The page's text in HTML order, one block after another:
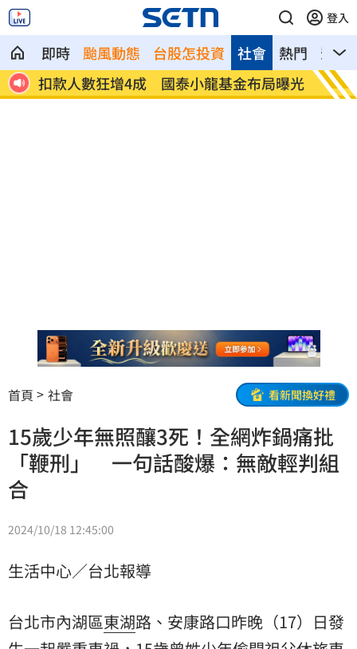
登入
即時 颱風動態 台股怎投資 熱門 影音
社會
12
扣款人數狂增4成 國泰小龍基金布局曝光 車是
費
首頁 社會 看新聞換好禮
15歲少年無照釀3死！全網炸鍋痛批
「鞭刑」 一句話酸爆：無敵輕判組
合
2024/10/18 12:45:00
生活中心／台北報導
台北市內湖區東湖路、安康路口昨晚（17）日發